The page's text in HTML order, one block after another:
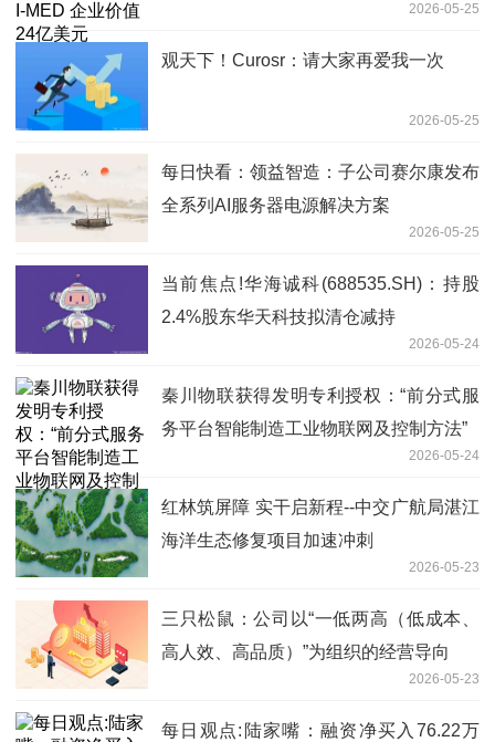
2026-05-25
观天下！Curosr：请大家再爱我一次
2026-05-25
每日快看：领益智造：子公司赛尔康发布
全系列AI服务器电源解决方案
2026-05-25
当前焦点!华海诚科(688535.SH)：持股
2.4%股东华天科技拟清仓减持
2026-05-24
秦川物联获得发明专利授权：“前分式服
务平台智能制造工业物联网及控制方法”
2026-05-24
红林筑屏障 实干启新程--中交广航局湛江
海洋生态修复项目加速冲刺
2026-05-23
三只松鼠：公司以“一低两高（低成本、
高人效、高品质）”为组织的经营导向
2026-05-23
每日观点:陆家嘴：融资净买入76.22万